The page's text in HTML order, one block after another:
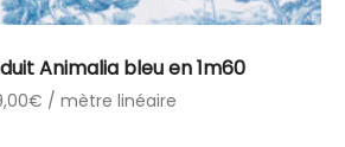
Animalia bleu en 1m60
€ / mètre linéaire